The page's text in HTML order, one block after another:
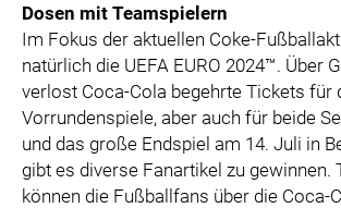
Dosen mit Teamspielern
Im Fokus der aktuellen Coke-
natürlich die UEFA EURO 2024™. Über
verlost Coca-Cola begehrte Tickets für
Vorrundenspiele, aber auch für beide
und das große Endspiel am 14. Juli in
gibt es diverse Fanartikel zu gewinnen.
können die Fußballfans über die Coca-